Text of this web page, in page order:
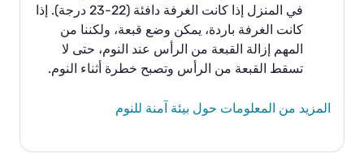
في المنزل إذا كانت الغرفة دافئة (22-23 درجة). إذا
كانت الغرفة باردة، يمكن وضع قبعة، ولكننا من
المهم إزالة القبعة من الرأس عند النوم، حتى لا
تسقط القبعة من الرأس وتصبح خطرة أثناء النوم.
المزيد من المعلومات حول بيئة آمنة للنوم